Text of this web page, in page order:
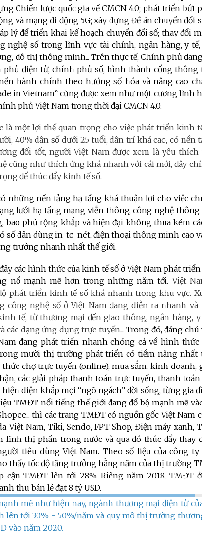
Chiến lược quốc gia về CMCN 4.0; phát triển bứt
và mạng di động 5G; xây dựng Đề án chuyển đổi
lý để triển khai kế hoạch chuyển đổi số; thay đổi
nghệ số trong lĩnh vực tài chính, ngân hàng, y
đô thị thông minh... Trên thực tế, Chính phủ
phủ điện tử, chính phủ số, hình thành cổng thông
hành chính theo hướng số hóa và nâng cao
in Vietnam” cũng được xem như một cương lĩnh
phủ Việt Nam trong thời đại CMCN 4.0.
là một lợi thế quan trọng cho việc phát triển kinh
40% dân số dưới 25 tuổi, dân trí khá cao, có nền
đối tốt, người Việt Nam được xem là yêu thích
cũng như thích ứng khá nhanh với cái mới, đây
để thúc đẩy kinh tế số.
những nền tảng hạ tầng khá thuận lợi cho việc
lưới hạ tầng mạng viễn thông, công nghệ
bao phủ rộng khắp và hiện đại không thua kém
số dân dùng in-tơ-nét, điện thoại thông minh cao
trưởng nhanh nhất thế giới.
các hình thức của kinh tế số ở Việt Nam phát
nổ mạnh mẽ hơn trong những năm tới.Việt
phát triển kinh tế số khá nhanh trong khu vực.
công nghệ số ở Việt Nam đang diễn ra nhanh
tế, từ thương mại đến giao thông, ngân hàng, y
các dạng ứng dụng trực tuyến...Trong đó, đáng
đang phát triển nhanh chóng cả về hình
mười thị trường phát triển có tiềm năng nhất
chợ trực tuyến (online), mua sắm, kinh doanh,
các giải pháp thanh toán trực tuyến, thanh
diện khắp mọi “ngõ ngách” đời sống, từng gia
TMĐT nổi tiếng thế giới đang đổ bộ mạnh mẽ
thì các trang TMĐT có nguồn gốc Việt Nam
Việt Nam, Tiki, Sendo, FPT Shop, Điện máy xanh,
lĩnh thị phần trong nước và qua đó thúc đẩy thay
tiêu dùng Việt Nam. Theo số liệu của công
thấy tốc độ tăng trưởng hằng năm của thị trường
cận TMĐT lên tới 28%. Riêng năm 2018, TMĐT
thu bán lẻ đạt 8 tỷ USD.
mẽ như hiện nay, ngành thương mại điện tử
lên tới 30% - 50%/năm và quy mô thị trường
vào năm 2020.